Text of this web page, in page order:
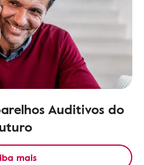
Auditivos do
mais